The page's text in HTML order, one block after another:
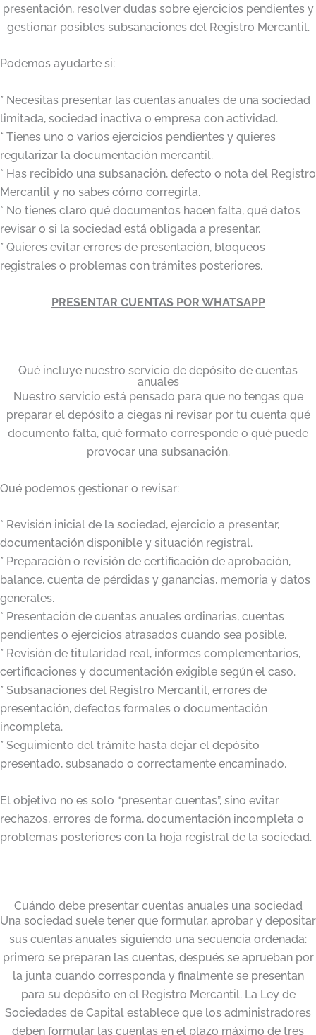
presentación, resolver dudas sobre ejercicios pendientes y
gestionar posibles subsanaciones del Registro Mercantil.
Podemos ayudarte si:
* Necesitas presentar las cuentas anuales de una sociedad
limitada, sociedad inactiva o empresa con actividad.
* Tienes uno o varios ejercicios pendientes y quieres
regularizar la documentación mercantil.
* Has recibido una subsanación, defecto o nota del Registro
Mercantil y no sabes cómo corregirla.
* No tienes claro qué documentos hacen falta, qué datos
revisar o si la sociedad está obligada a presentar.
* Quieres evitar errores de presentación, bloqueos
registrales o problemas con trámites posteriores.
PRESENTAR CUENTAS POR WHATSAPP
Qué incluye nuestro servicio de depósito de cuentas
anuales
Nuestro servicio está pensado para que no tengas que
preparar el depósito a ciegas ni revisar por tu cuenta qué
documento falta, qué formato corresponde o qué puede
provocar una subsanación.
Qué podemos gestionar o revisar:
* Revisión inicial de la sociedad, ejercicio a presentar,
documentación disponible y situación registral.
* Preparación o revisión de certificación de aprobación,
balance, cuenta de pérdidas y ganancias, memoria y datos
generales.
* Presentación de cuentas anuales ordinarias, cuentas
pendientes o ejercicios atrasados cuando sea posible.
* Revisión de titularidad real, informes complementarios,
certificaciones y documentación exigible según el caso.
* Subsanaciones del Registro Mercantil, errores de
presentación, defectos formales o documentación
incompleta.
* Seguimiento del trámite hasta dejar el depósito
presentado, subsanado o correctamente encaminado.
El objetivo no es solo “presentar cuentas”, sino evitar
rechazos, errores de forma, documentación incompleta o
problemas posteriores con la hoja registral de la sociedad.
Cuándo debe presentar cuentas anuales una sociedad
Una sociedad suele tener que formular, aprobar y depositar
sus cuentas anuales siguiendo una secuencia ordenada:
primero se preparan las cuentas, después se aprueban por
la junta cuando corresponda y finalmente se presentan
para su depósito en el Registro Mercantil. La Ley de
Sociedades de Capital establece que los administradores
deben formular las cuentas en el plazo máximo de tres